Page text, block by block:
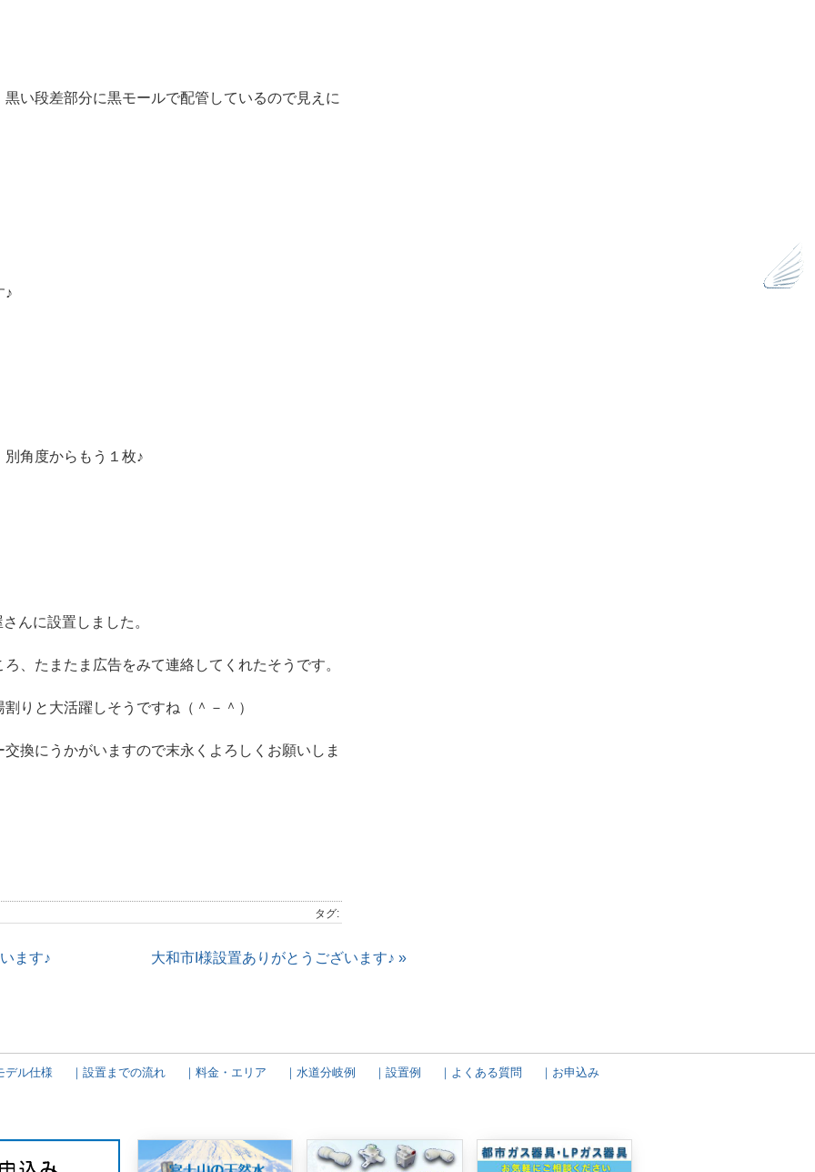
い段差部分に黒モールで配管しているので見えに
♪
角度からもう１枚♪
んに設置しました。
、たまたま広告をみて連絡してくれたそうです。
りと大活躍しそうですね（＾－＾）
換にうかがいますので末永くよろしくお願いしま
タグ:
ます♪ 大和市I様設置ありがとうございます♪ »
デル仕様 設置までの流れ 料金・エリア 水道分岐例 設置例 よくある質問 お申込み